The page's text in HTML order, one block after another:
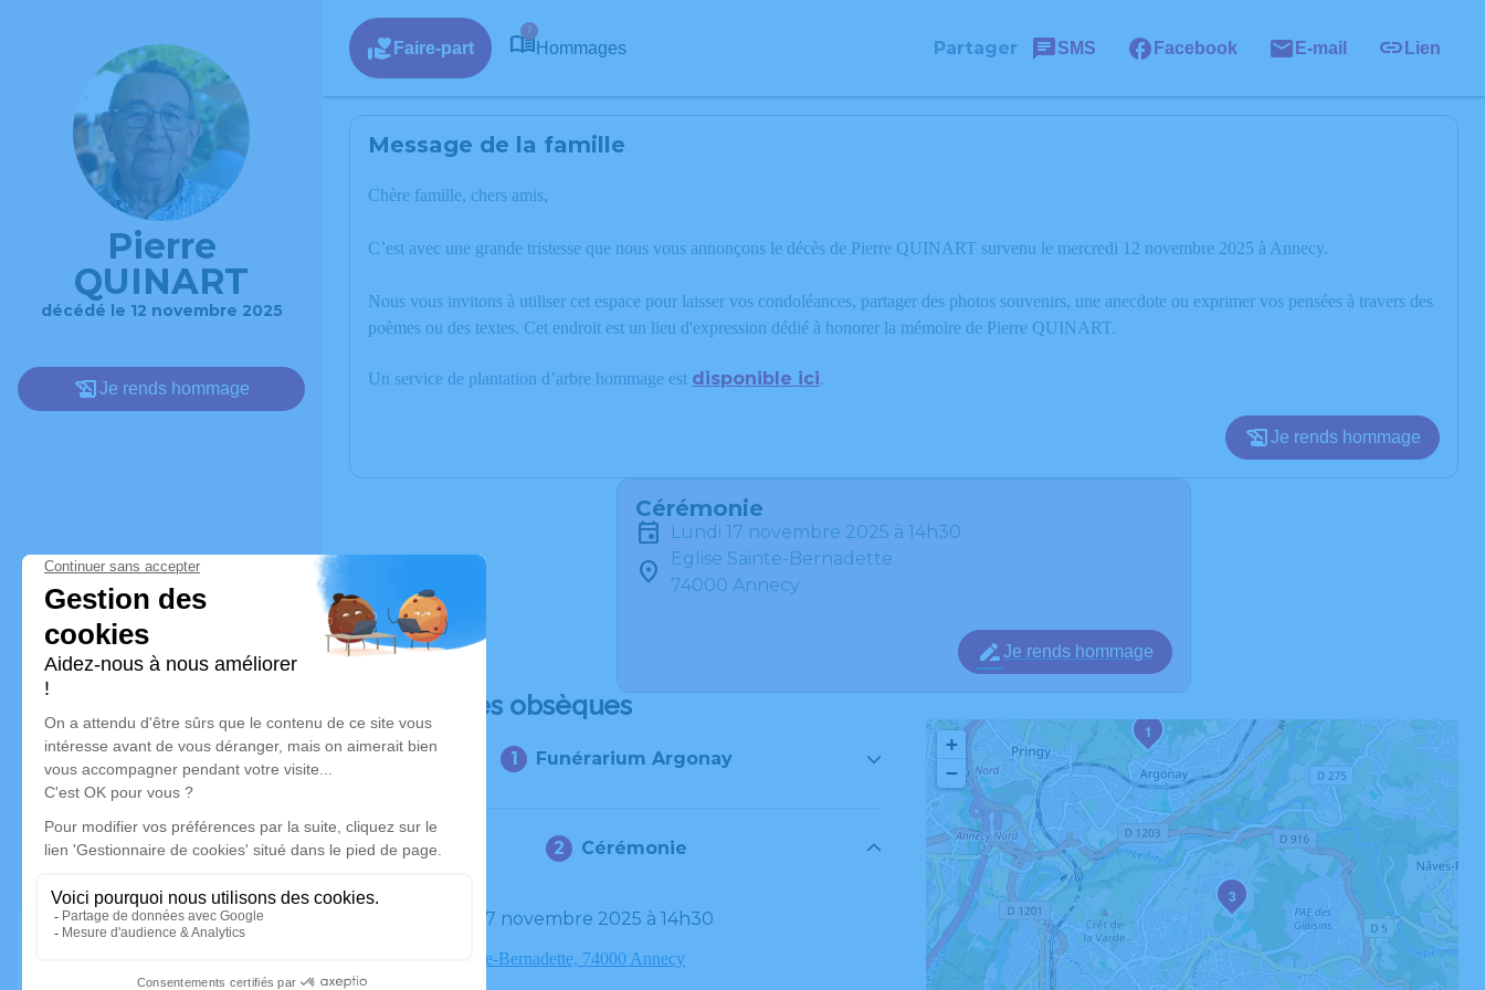
Pierre
QUINART
décédé le 12 novembre 2025
Je rends hommage
Faire-part
7
Hommages Partager SMS Facebook E-mail Lien
Message de la famille
Chère famille, chers amis,
C’est avec une grande tristesse que nous vous annonçons le décès de Pierre QUINART survenu le mercredi 12 novembre 2025 à Annecy.
Nous vous invitons à utiliser cet espace pour laisser vos condoléances, partager des photos souvenirs, une anecdote ou exprimer vos pensées à travers des
poèmes ou des textes. Cet endroit est un lieu d'expression dédié à honorer la mémoire de Pierre QUINART.
Un service de plantation d’arbre hommage est disponible ici.
Je rends hommage
Cérémonie
lundi 17 novembre 2025 à 14h30
Eglise Sainte-Bernadette
74000 Annecy
Je rends hommage
Déroulé des obsèques
Funérarium Argonay
Cérémonie
Le lundi 17 novembre 2025 à 14h30
Eglise Sainte-Bernadette, 74000 Annecy
1
3
+
−